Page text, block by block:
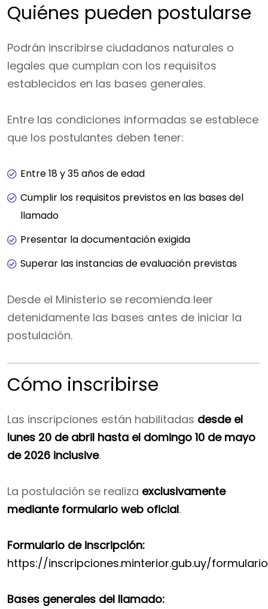
Quiénes pueden postularse
Podrán inscribirse ciudadanos naturales o
legales que cumplan con los requisitos
establecidos en las bases generales.
Entre las condiciones informadas se establece
que los postulantes deben tener:
Entre 18 y 35 años de edad
Cumplir los requisitos previstos en las bases del
llamado
Presentar la documentación exigida
Superar las instancias de evaluación previstas
Desde el Ministerio se recomienda leer
detenidamente las bases antes de iniciar la
postulación.
Cómo inscribirse
Las inscripciones están habilitadas desde el
lunes 20 de abril hasta el domingo 10 de mayo
de 2026 inclusive.
La postulación se realiza exclusivamente
mediante formulario web oficial.
Formulario de inscripción:
https://inscripciones.minterior.gub.uy/
Bases generales del llamado: